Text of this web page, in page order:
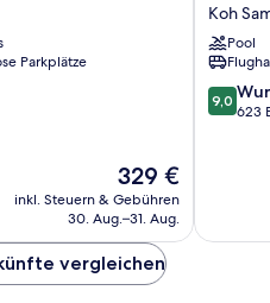
Parkplätze
Der
Preis
beträgt
329 €
inkl. Steuern & Gebühren
30. Aug.–31. Aug.
Resort
&
Spa
Koh
Samui
Koh
Pool
9.0
von
9,0
623
vergleichen